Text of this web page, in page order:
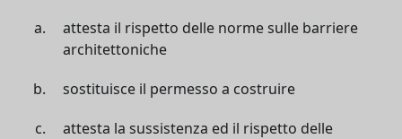
attesta il rispetto delle norme sulle barriere
architettoniche
sostituisce il permesso a costruire
attesta la sussistenza ed il rispetto delle